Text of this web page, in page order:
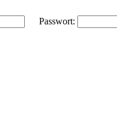
Passwort: